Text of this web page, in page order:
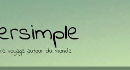
voyage autour du monde